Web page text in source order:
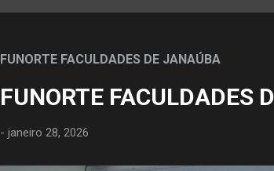
FUNORTE FACULDADES DE JANAÚBA
FUNORTE FACULDADES
- janeiro 28, 2026